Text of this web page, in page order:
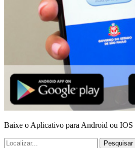
Baixe o Aplicativo para Android ou IOS
Pesquisar